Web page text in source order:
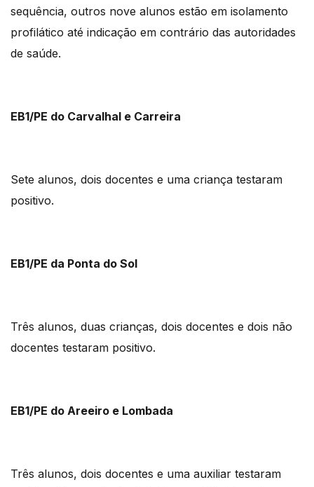
sequência, outros nove alunos estão em isolamento
profilático até indicação em contrário das autoridades
de saúde.
EB1/PE do Carvalhal e Carreira
Sete alunos, dois docentes e uma criança testaram
positivo.
EB1/PE da Ponta do Sol
Três alunos, duas crianças, dois docentes e dois não
docentes testaram positivo.
EB1/PE do Areeiro e Lombada
Três alunos, dois docentes e uma auxiliar testaram